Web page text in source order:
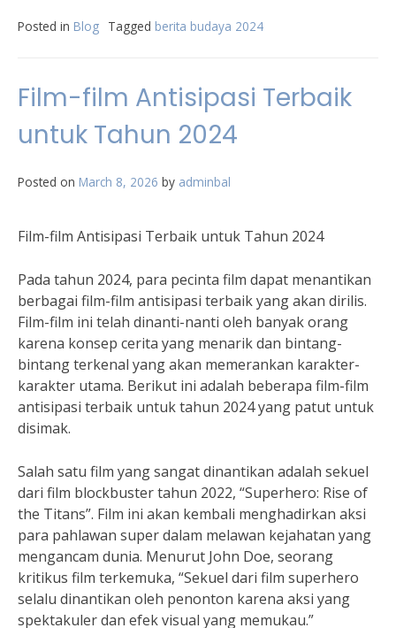
Posted in Blog Tagged berita budaya 2024
Film-film Antisipasi Terbaik
untuk Tahun 2024
Posted on March 8, 2026 by adminbal
Film-film Antisipasi Terbaik untuk Tahun 2024
Pada tahun 2024, para pecinta film dapat menantikan
berbagai film-film antisipasi terbaik yang akan dirilis.
Film-film ini telah dinanti-nanti oleh banyak orang
karena konsep cerita yang menarik dan bintang-
bintang terkenal yang akan memerankan karakter-
karakter utama. Berikut ini adalah beberapa film-film
antisipasi terbaik untuk tahun 2024 yang patut untuk
disimak.
Salah satu film yang sangat dinantikan adalah sekuel
dari film blockbuster tahun 2022, “Superhero: Rise of
the Titans”. Film ini akan kembali menghadirkan aksi
para pahlawan super dalam melawan kejahatan yang
mengancam dunia. Menurut John Doe, seorang
kritikus film terkemuka, “Sekuel dari film superhero
selalu dinantikan oleh penonton karena aksi yang
spektakuler dan efek visual yang memukau.”